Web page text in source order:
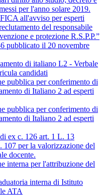
per l'anno solare 2019.
all'avviso per esperti
del responsabile
e protezione R.S.P.P.”
pubblicato il 20 novembre
di italiano L2 - Verbale
candidati
pubblica per conferimento di
di Italiano 2 ad esperti
pubblica per conferimento di
di Italiano 2 ad esperti
ex c. 126 art. 1 L. 13
per la valorizzazione del
docente.
interna per l'attribuzione del
interna di Istituto
ATA